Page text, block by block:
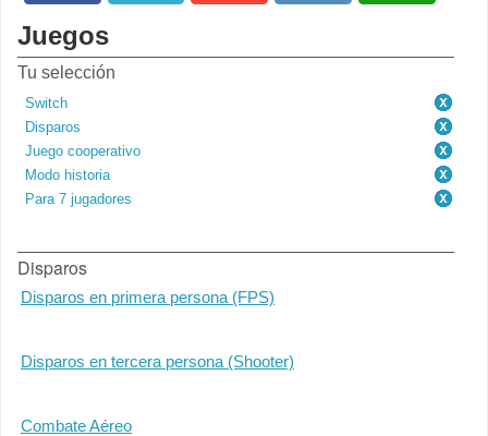
Juegos
Tu selección
Switch
Disparos
Juego cooperativo
Modo historia
Para 7 jugadores
Disparos
Disparos en primera persona (FPS)
Disparos en tercera persona (Shooter)
Combate Aéreo